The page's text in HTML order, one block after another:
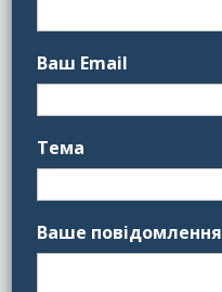
Ваш Email
Тема
Ваше повідомлення